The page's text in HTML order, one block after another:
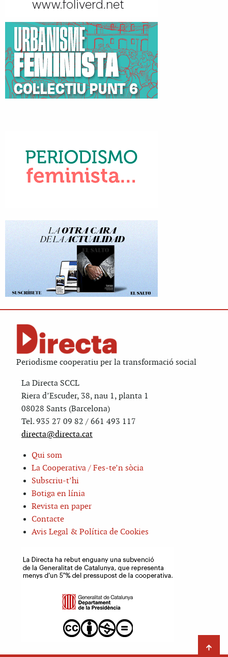
Periodisme cooperatiu per la transformació social
La Directa SCCL
Riera d’Escuder, 38, nau 1, planta 1
08028 Sants (Barcelona)
Tel. 935 27 09 82 / 661 493 117
directa@directa.cat
Qui som
La Cooperativa / Fes-te’n sòcia
Subscriu-t’hi
Botiga en línia
Revista en paper
Contacte
Avis Legal & Política de Cookies